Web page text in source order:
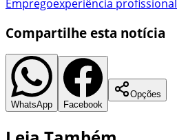
Empregoexperiência profissional
Compartilhe esta notícia
WhatsApp Facebook
Opções